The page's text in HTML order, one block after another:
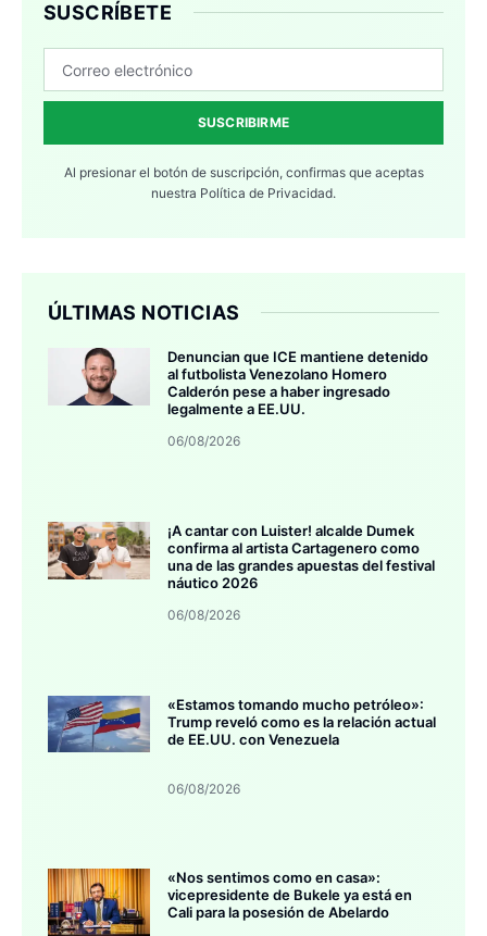
SUSCRÍBETE
SUSCRIBIRME
Al presionar el botón de suscripción, confirmas que aceptas
nuestra Política de Privacidad.
ÚLTIMAS NOTICIAS
Denuncian que ICE mantiene detenido
al futbolista Venezolano Homero
Calderón pese a haber ingresado
legalmente a EE.UU.
06/08/2026
¡A cantar con Luister! alcalde Dumek
confirma al artista Cartagenero como
una de las grandes apuestas del festival
náutico 2026
06/08/2026
«Estamos tomando mucho petróleo»:
Trump reveló como es la relación actual
de EE.UU. con Venezuela
06/08/2026
«Nos sentimos como en casa»:
vicepresidente de Bukele ya está en
Cali para la posesión de Abelardo